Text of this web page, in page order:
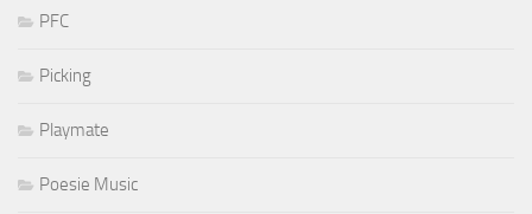
PFC
Picking
Playmate
Poesie Music